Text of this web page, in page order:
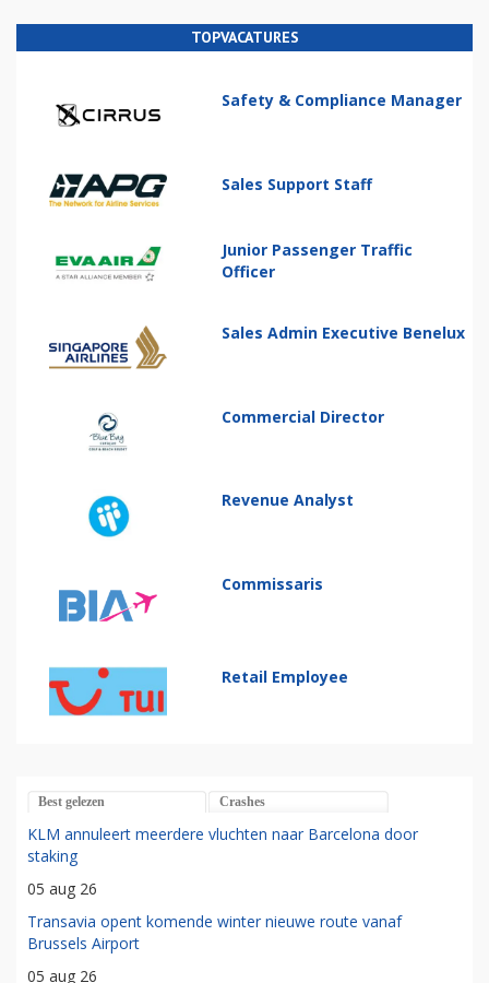
TOPVACATURES
Safety & Compliance Manager
Sales Support Staff
Junior Passenger Traffic
Officer
Sales Admin Executive Benelux
Commercial Director
Revenue Analyst
Commissaris
Retail Employee
Best gelezen Crashes
KLM annuleert meerdere vluchten naar Barcelona door
staking
05 aug 26
Transavia opent komende winter nieuwe route vanaf
Brussels Airport
05 aug 26